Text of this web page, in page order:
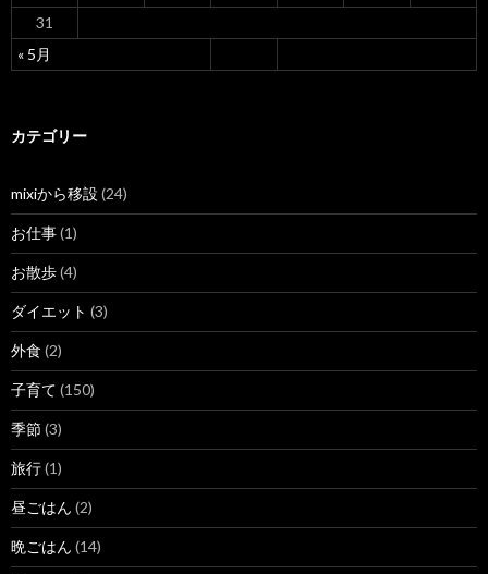
« 5月
31
カテゴリー
mixiから移設 (24)
お仕事(1)
お散歩(4)
ダイエット (3)
外食 (2)
子育て (150)
季節(3)
旅行(1)
昼ごはん (2)
晩ごはん (14)